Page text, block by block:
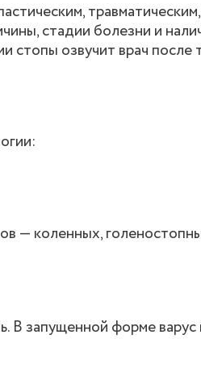
травматическим,
стадии болезни и
стопы озвучит врач после
— коленных,
В запущенной форме